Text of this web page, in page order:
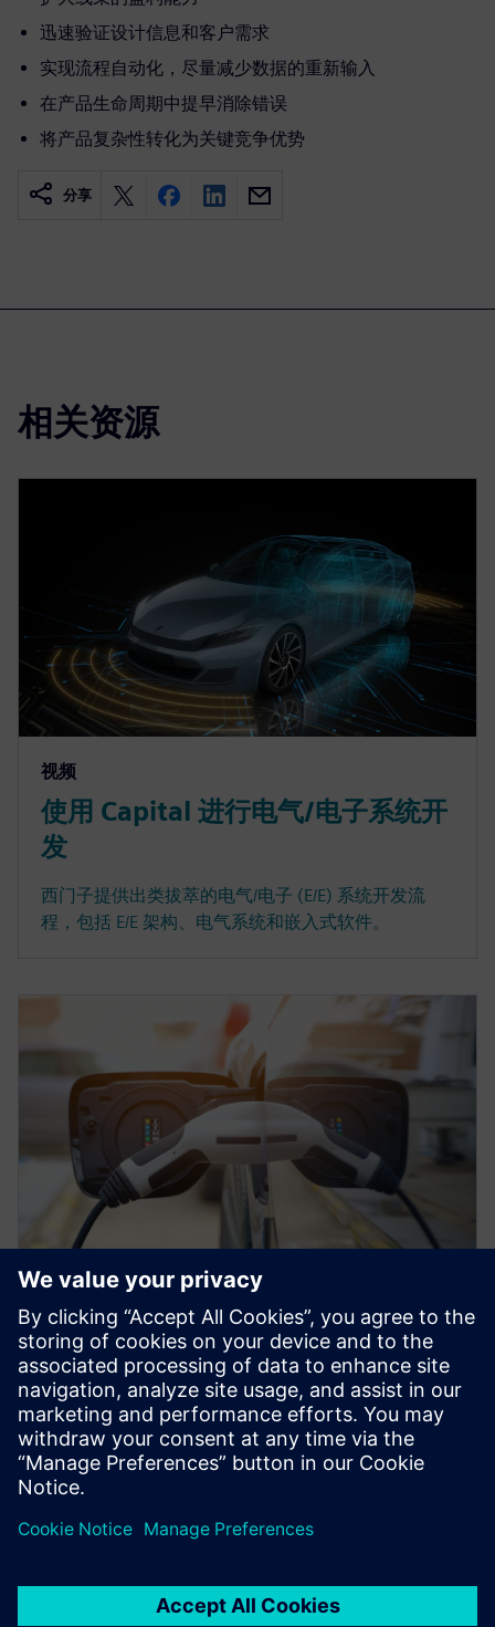
迅速验证设计信息和客户需求
实现流程自动化，尽量减少数据的重新输入
在产品生命周期中提早消除错误
将产品复杂性转化为关键竞争优势
分享
相关资源
视频
使用 Capital 进行电气/电子系统开
发
西门子提供出类拔萃的电气/电子 (E/E) 系统开发流
程，包括 E/E 架构、电气系统和嵌入式软件。
信息图
将 Capital E/E 系统开发解决方案
集成到电动汽车开发中
实施 Capital E/E 系统开发解决方案，以设计电动汽车
开发中的集成、安全和验证。了解更多信息